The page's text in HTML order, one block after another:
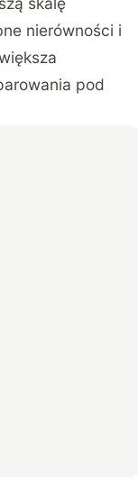
nierówności i
pod